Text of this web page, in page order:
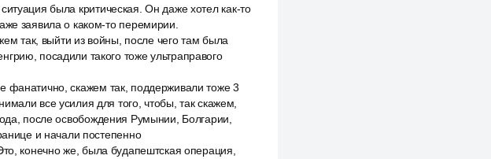
была критическая. Он даже хотел как-то
заявила о каком-то перемирии.
так, выйти из войны, после чего там была
посадили такого тоже ультраправого
скажем так, поддерживали тоже 3
все усилия для того, чтобы, так скажем,
после освобождения Румынии, Болгарии,
и начали постепенно
конечно же, была будапештская операция,